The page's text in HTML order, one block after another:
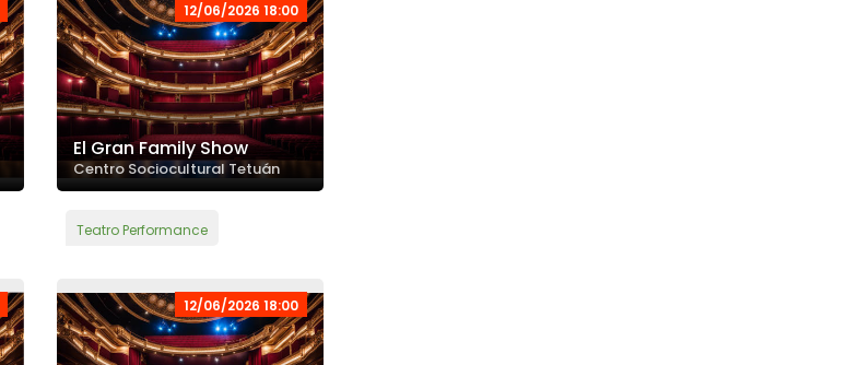
12/06/2026 18:00
El Gran Family Show
Centro Sociocultural Tetuán
Teatro Performance
12/06/2026 18:00